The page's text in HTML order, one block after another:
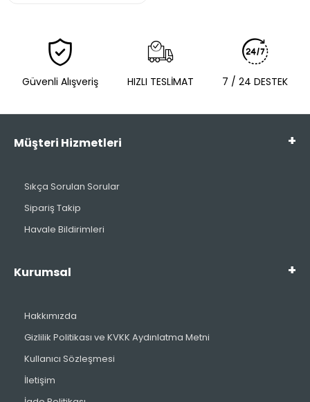
Güvenli Alışveriş HIZLI TESLİMAT 7 / 24 DESTEK
Müşteri Hizmetleri
Sıkça Sorulan Sorular
Sipariş Takip
Havale Bildirimleri
Kurumsal
Hakkımızda
Gizlilik Politikası ve KVKK Aydınlatma Metni
Kullanıcı Sözleşmesi
İletişim